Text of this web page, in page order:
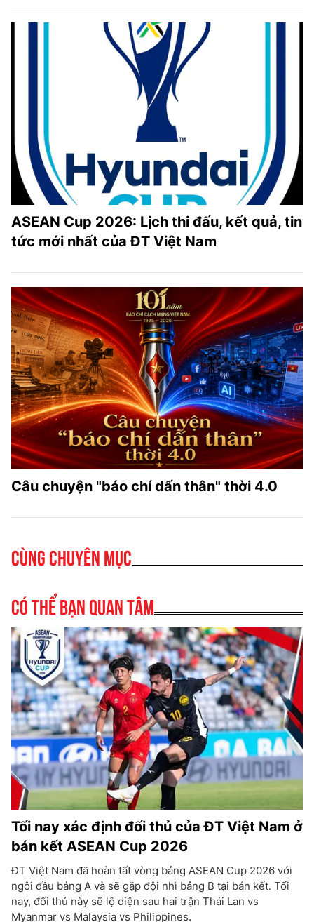
ASEAN Cup 2026: Lịch thi đấu, kết quả, tin
tức mới nhất của ĐT Việt Nam
Câu chuyện "báo chí dấn thân" thời 4.0
Cùng chuyên mục
Có thể bạn quan tâm
Tối nay xác định đối thủ của ĐT Việt Nam ở
bán kết ASEAN Cup 2026
ĐT Việt Nam đã hoàn tất vòng bảng ASEAN Cup 2026 với
ngôi đầu bảng A và sẽ gặp đội nhì bảng B tại bán kết. Tối
nay, đối thủ này sẽ lộ diện sau hai trận Thái Lan vs
Myanmar vs Malaysia vs Philippines.